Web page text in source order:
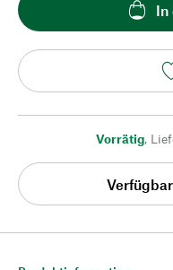
In
Vorrätig,